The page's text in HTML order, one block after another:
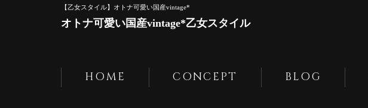
【乙女スタイル】オトナ可愛い国産vintage*
オトナ可愛い国産vintage*乙女スタイル
HOME CONCEPT BLOG